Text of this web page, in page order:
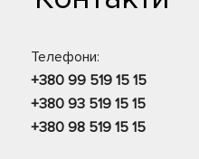
Телефони:
+380 99 519 15 15
+380 93 519 15 15
+380 98 519 15 15